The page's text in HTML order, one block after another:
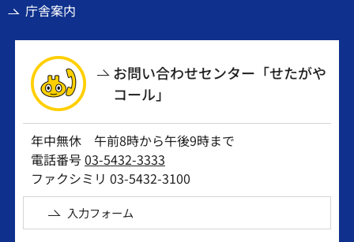
庁舎案内
お問い合わせセンター「せたがや
コール」
年中無休 午前8時から午後9時まで
電話番号03-5432-3333
ファクシミリ 03-5432-3100
入力フォーム